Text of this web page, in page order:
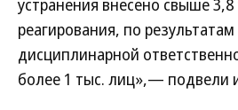
устранения внесено свыше 3,8
реагирования, по
дисциплинарной
более 1 тыс. лиц»,— подвели